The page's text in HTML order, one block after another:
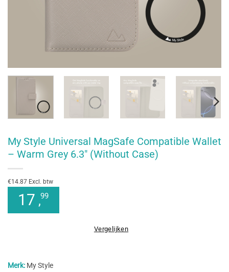
My Style Universal MagSafe Compatible Wallet
– Warm Grey 6.3″ (Without Case)
€14.87 Excl. btw
17 ,99
Vergelijken
Merk: My Style